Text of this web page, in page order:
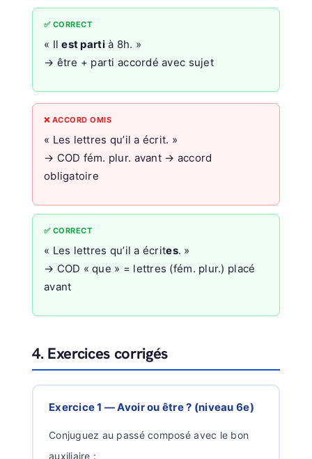
✅ CORRECT
« Ilest partià 8h. »
→ être + parti accordé avec sujet
❌ ACCORD OMIS
« Les lettres qu’il a écrit. »
→ COD fém. plur. avant → accord
obligatoire
✅ CORRECT
« Les lettres qu’il a écrites. »
→ COD « que » = lettres (fém. plur.) placé
avant
4. Exercices corrigés
Exercice 1 — Avoir ou être ? (niveau 6e)
Conjuguez au passé composé avec le bon
auxiliaire :